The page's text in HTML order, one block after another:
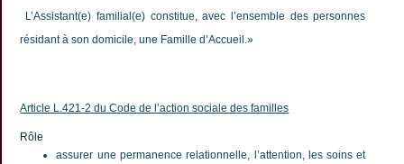
L’Assistant(e) familial(e) constitue, avec l’ensemble des personnes
résidant à son domicile, une Famille d’Accueil.»
Article L.421-2 du Code de l’action sociale des familles
Rôle
assurer une permanence relationnelle, l’attention, les soins et